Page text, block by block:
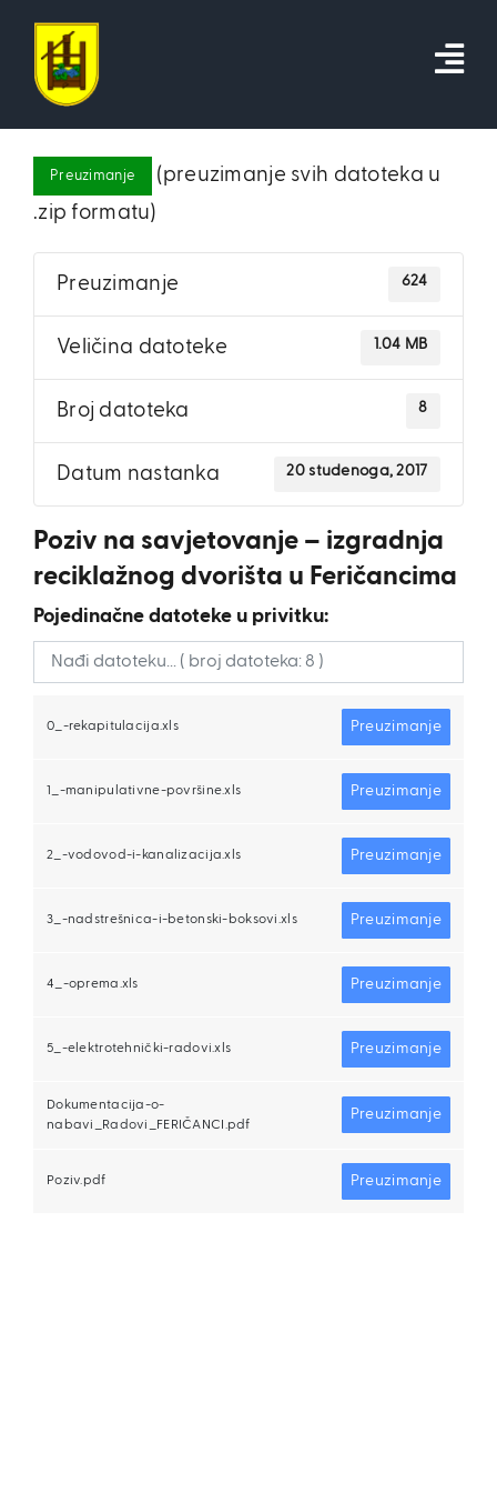
content
Preuzimanje
(preuzimanje svih datoteka u
.zip formatu)
Preuzimanje 624
Veličina datoteke 1.04 MB
Broj datoteka 8
Datum nastanka 20 studenoga, 2017
Poziv na savjetovanje – izgradnja
reciklažnog dvorišta u Feričancima
Pojedinačne datoteke u privitku:
0_-rekapitulacija.xls Preuzimanje
1_-manipulativne-površine.xls Preuzimanje
2_-vodovod-i-kanalizacija.xls Preuzimanje
3_-nadstrešnica-i-betonski-boksovi.xls Preuzimanje
4_-oprema.xls Preuzimanje
5_-elektrotehnički-radovi.xls Preuzimanje
Dokumentacija-o-
nabavi_Radovi_FERIČANCI.pdf
Preuzimanje
Poziv.pdf Preuzimanje